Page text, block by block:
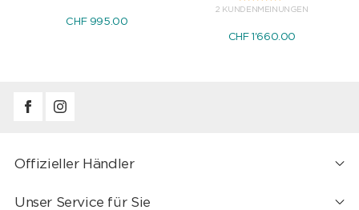
CHF 995.00
2 KUNDENMEINUNGEN
CHF 1'660.00
Offizieller Händler
Unser Service für Sie